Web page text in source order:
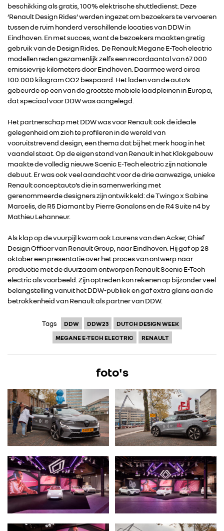
beschikking als gratis, 100% elektrische shuttledienst. Deze
‘Renault Design Rides’ werden ingezet om bezoekers te vervoeren
tussen de ruim honderd verschillende locaties van DDW in
Eindhoven. En met succes, want de bezoekers maakten gretig
gebruik van de Design Rides. De Renault Megane E-Tech electric
modellen reden gezamenlijk zelfs een recordaantal van 67.000
emissievrije kilometers door Eindhoven. Daarmee werd circa
100.000 kilogram CO2 bespaard. Het laden van de auto’s
gebeurde op een van de grootste mobiele laadpleinen in Europa,
dat speciaal voor DDW was aangelegd.
Het partnerschap met DDW was voor Renault ook de ideale
gelegenheid om zich te profileren in de wereld van
vooruitstrevend design, een thema dat bij het merk hoog in het
vaandel staat. Op de eigen stand van Renault in het Klokgebouw
maakte de volledig nieuwe Scenic E-Tech electric zijn nationale
debuut. Er was ook veel aandacht voor de drie aanwezige, unieke
Renault conceptauto’s die in samenwerking met
gerenommeerde designers zijn ontwikkeld: de Twingo x Sabine
Marcelis, de R5 Diamant by Pierre Gonalons en de R4 Suite n4 by
Mathieu Lehanneur.
Als klap op de vuurpijl kwam ook Laurens van den Acker, Chief
Design Officer van Renault Group, naar Eindhoven. Hij gaf op 28
oktober een presentatie over het proces van ontwerp naar
productie met de duurzaam ontworpen Renault Scenic E-Tech
electric als voorbeeld. Zijn optreden kon rekenen op bijzonder veel
belangstelling vanuit het DDW-publiek en gaf extra glans aan de
betrokkenheid van Renault als partner van DDW.
Tags DDW DDW23
DUTCH DESIGN WEEK
MEGANE E-TECH ELECTRIC
RENAULT
foto's